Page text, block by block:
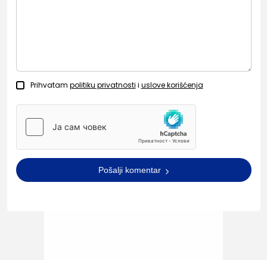
Prihvatam politiku privatnosti i uslove korišćenja
Pošalji komentar